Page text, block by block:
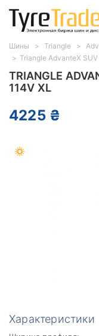
TRIANGLE
114V XL
4225 ₴
Характеристики
Шины Triangle
Triangle AdvanteX